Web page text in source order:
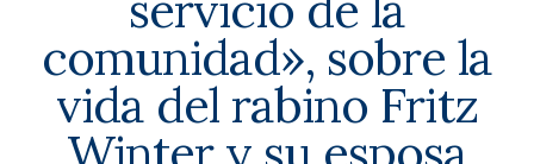
comunidad», sobre la
vida del rabino Fritz